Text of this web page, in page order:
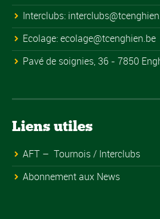
Interclubs:
Ecolage:ecolage@tcenghien.be
Pavé de soignies, 36 - 7850
Liens utiles
AFT – Tournois / Interclubs
Abonnement aux News